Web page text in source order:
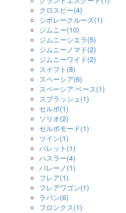
クロスビー(4)
シボレークルーズ(1)
ジムニー(10)
ジムニーシエラ(5)
ジムニーノマド(2)
ジムニーワイド(2)
スイフト(8)
スペーシア(6)
スペーシア ベース(1)
スプラッシュ(1)
セルボ(1)
ソリオ(2)
セルボモード(1)
ツイン(1)
パレット(1)
ハスラー(4)
バレーノ(1)
フレア(1)
フレアワゴン(1)
ラパン(6)
フロンクス(1)